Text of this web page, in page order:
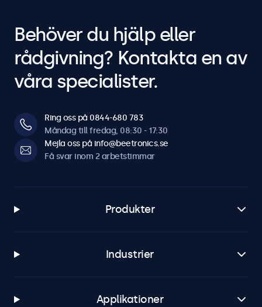
Behöver du hjälp eller
rådgivning? Kontakta en av
våra specialister.
Ring oss på 0844-680 783
Måndag till fredag, 08:30 - 17:30
Mejla oss på info@beetronics.se
Få svar inom 2 arbetstimmar
Produkter
Industrier
Applikationer